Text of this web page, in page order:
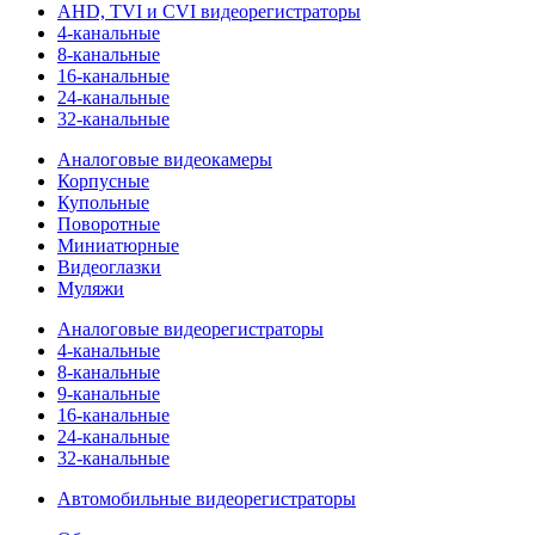
AHD, TVI и CVI видеорегистраторы
4-канальные
8-канальные
16-канальные
24-канальные
32-канальные
Аналоговые видеокамеры
Корпусные
Купольные
Поворотные
Миниатюрные
Видеоглазки
Муляжи
Аналоговые видеорегистраторы
4-канальные
8-канальные
9-канальные
16-канальные
24-канальные
32-канальные
Автомобильные видеорегистраторы